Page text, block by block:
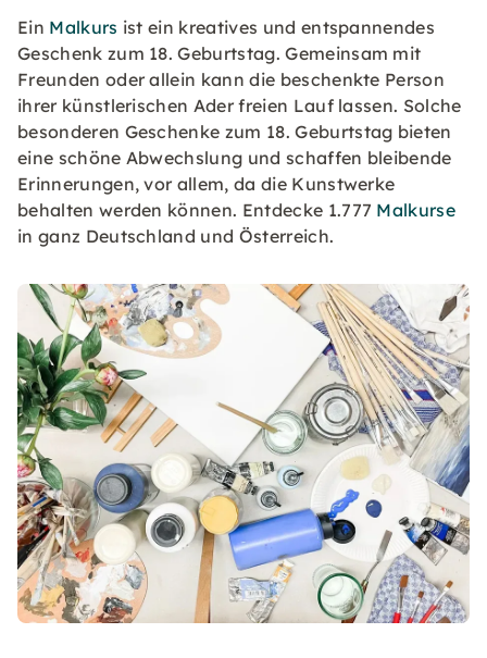
Ein Malkurs ist ein kreatives und entspannendes
Geschenk zum 18. Geburtstag. Gemeinsam mit
Freunden oder allein kann die beschenkte Person
ihrer künstlerischen Ader freien Lauf lassen. Solche
besonderen Geschenke zum 18. Geburtstag bieten
eine schöne Abwechslung und schaffen bleibende
Erinnerungen, vor allem, da die Kunstwerke
behalten werden können. Entdecke 1.777 Malkurse
in ganz Deutschland und Österreich.